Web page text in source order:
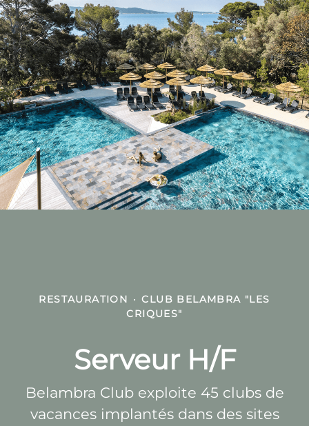
RESTAURATION · CLUB BELAMBRA "LES
CRIQUES"
Serveur H/F
Belambra Club exploite 45 clubs de
vacances implantés dans des sites